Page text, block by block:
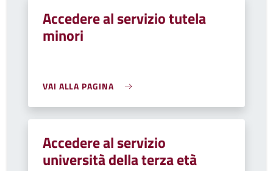
Accedere al servizio tutela
minori
VAI ALLA PAGINA
Accedere al servizio
università della terza età